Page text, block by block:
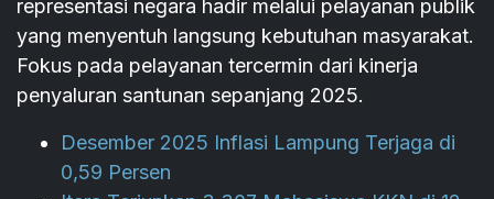
representasi negara hadir melalui pelayanan publik
yang menyentuh langsung kebutuhan masyarakat.
Fokus pada pelayanan tercermin dari kinerja
penyaluran santunan sepanjang 2025.
Desember 2025 Inflasi Lampung Terjaga di
0,59 Persen